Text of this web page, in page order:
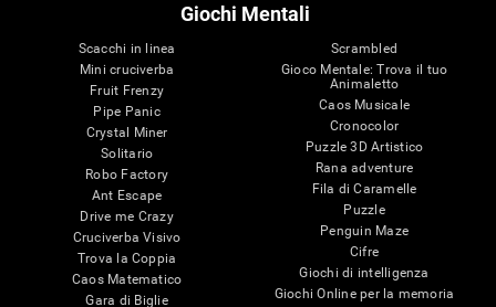
Giochi Mentali
Scacchi in linea
Mini cruciverba
Fruit Frenzy
Pipe Panic
Crystal Miner
Solitario
Robo Factory
Ant Escape
Drive me Crazy
Cruciverba Visivo
Trova la Coppia
Caos Matematico
Gara di Biglie
Scrambled
Gioco Mentale: Trova il tuo
Animaletto
Caos Musicale
Cronocolor
Puzzle 3D Artistico
Rana adventure
Fila di Caramelle
Puzzle
Penguin Maze
Cifre
Giochi di intelligenza
Giochi Online per la memoria